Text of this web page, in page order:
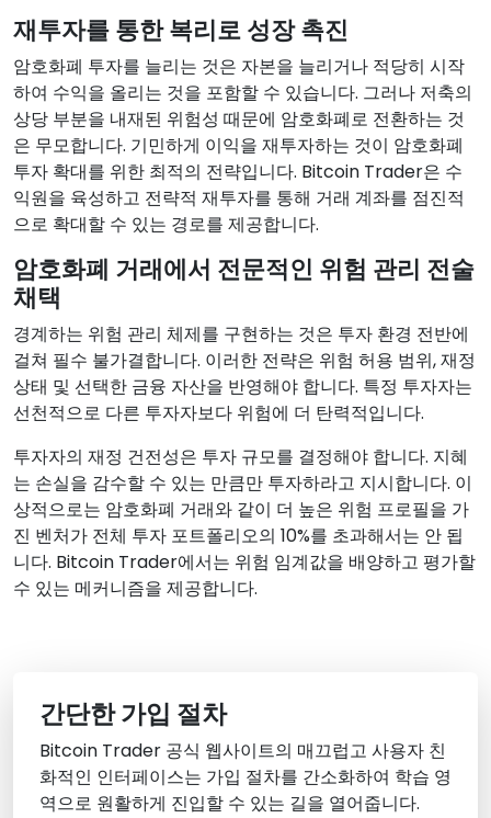
재투자를 통한 복리로 성장 촉진
암호화폐 투자를 늘리는 것은 자본을 늘리거나 적당히 시작
하여 수익을 올리는 것을 포함할 수 있습니다. 그러나 저축의
상당 부분을 내재된 위험성 때문에 암호화폐로 전환하는 것
은 무모합니다. 기민하게 이익을 재투자하는 것이 암호화폐
투자 확대를 위한 최적의 전략입니다. Bitcoin Trader은 수
익원을 육성하고 전략적 재투자를 통해 거래 계좌를 점진적
으로 확대할 수 있는 경로를 제공합니다.
암호화폐 거래에서 전문적인 위험 관리 전술
채택
경계하는 위험 관리 체제를 구현하는 것은 투자 환경 전반에
걸쳐 필수 불가결합니다. 이러한 전략은 위험 허용 범위, 재정
상태 및 선택한 금융 자산을 반영해야 합니다. 특정 투자자는
선천적으로 다른 투자자보다 위험에 더 탄력적입니다.
투자자의 재정 건전성은 투자 규모를 결정해야 합니다. 지혜
는 손실을 감수할 수 있는 만큼만 투자하라고 지시합니다. 이
상적으로는 암호화폐 거래와 같이 더 높은 위험 프로필을 가
진 벤처가 전체 투자 포트폴리오의 10%를 초과해서는 안 됩
니다. Bitcoin Trader에서는 위험 임계값을 배양하고 평가할
수 있는 메커니즘을 제공합니다.
간단한 가입 절차
Bitcoin Trader 공식 웹사이트의 매끄럽고 사용자 친
화적인 인터페이스는 가입 절차를 간소화하여 학습 영
역으로 원활하게 진입할 수 있는 길을 열어줍니다.